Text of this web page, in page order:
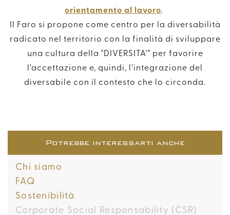
orientamento al lavoro.
Il Faro si propone come centro per la diversabilità
radicato nel territorio con la finalità di sviluppare
una cultura della "DIVERSITA’" per favorire
l’accettazione e, quindi, l’integrazione del
diversabile con il contesto che lo circonda.
Potrebbe interessarti anche
Chi siamo
FAQ
Sostenibilità
Corporate Social Responsability (CSR)